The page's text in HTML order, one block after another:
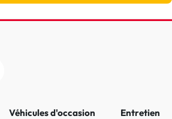
Véhicules d'occasion Entretien